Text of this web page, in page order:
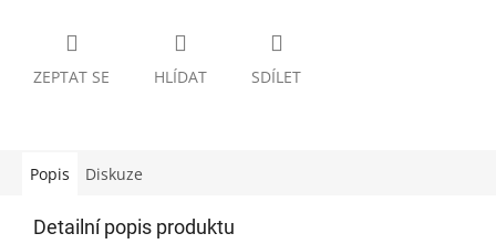
ZEPTAT SE HLÍDAT SDÍLET
Popis Diskuze
Detailní popis produktu